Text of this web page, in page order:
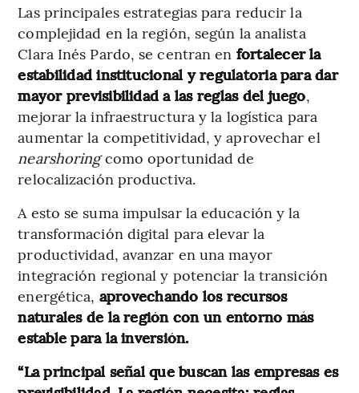
Las principales estrategias para reducir la
complejidad en la región, según la analista
Clara Inés Pardo, se centran en fortalecer la
estabilidad institucional y regulatoria para dar
mayor previsibilidad a las reglas del juego,
mejorar la infraestructura y la logística para
aumentar la competitividad, y aprovechar el
nearshoringcomo oportunidad de
relocalización productiva.
A esto se suma impulsar la educación y la
transformación digital para elevar la
productividad, avanzar en una mayor
integración regional y potenciar la transición
energética, aprovechando los recursos
naturales de la región con un entorno más
estable para la inversión.
“La principal señal que buscan las empresas es